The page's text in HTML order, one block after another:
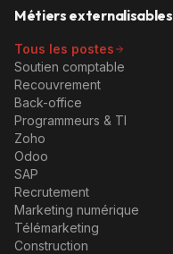
Métiers externalisables
Tous les postes
Soutien comptable
Recouvrement
Back-office
Programmeurs & TI
Zoho
Odoo
SAP
Recrutement
Marketing numérique
Télémarketing
Construction